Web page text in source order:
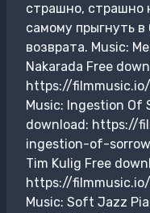
страшно, страшно
самому прыгнуть
возврата. Music:
Nakarada Free
https://
Music: Ingestion Of
download: https://
ingestion-of-
Tim Kulig Free
https://
Music: Soft Jazz